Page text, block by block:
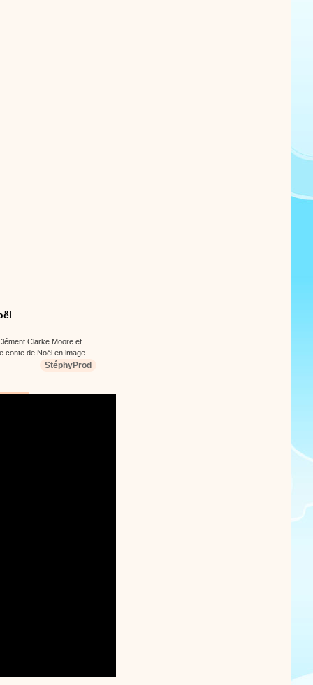
Clarke Moore et
conte de Noël en image
StéphyProd